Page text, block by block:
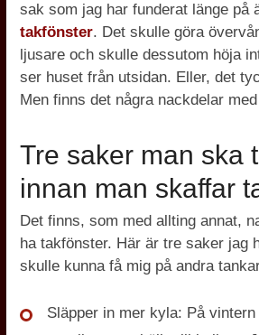
sak som jag har funderat länge på
takfönster. Det skulle göra
ljusare och skulle dessutom höja
ser huset från utsidan. Eller, det
Men finns det några nackdelar
Tre saker man ska
innan man skaffar
Det finns, som med allting annat,
ha takfönster. Här är tre saker jag
skulle kunna få mig på andra
Släpper in mer kyla: På